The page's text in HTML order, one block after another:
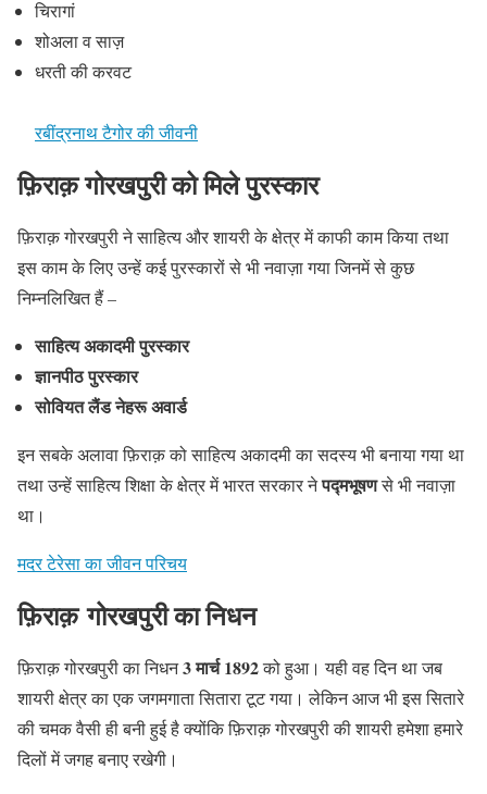
चिरागां
शोअला व साज़
धरती की करवट
रबींद्रनाथ टैगोर की जीवनी
फ़िराक़ गोरखपुरी को मिले पुरस्कार
फ़िराक़ गोरखपुरी ने साहित्य और शायरी के क्षेत्र में काफी काम किया तथा
इस काम के लिए उन्हें कई पुरस्कारों से भी नवाज़ा गया जिनमें से कुछ
निम्नलिखित हैं –
साहित्य अकादमी पुरस्कार
ज्ञानपीठ पुरस्कार
सोवियत लैंड नेहरू अवार्ड
इन सबके अलावा फ़िराक़ को साहित्य अकादमी का सदस्य भी बनाया गया था
तथा उन्हें साहित्य शिक्षा के क्षेत्र में भारत सरकार नेपद्मभूषणसे भी नवाज़ा
था।
मदर टेरेसा का जीवन परिचय
फ़िराक़ गोरखपुरी का निधन
फ़िराक़ गोरखपुरी का निधन3 मार्च 1892को हुआ। यही वह दिन था जब
शायरी क्षेत्र का एक जगमगाता सितारा टूट गया। लेकिन आज भी इस सितारे
की चमक वैसी ही बनी हुई है क्योंकि फ़िराक़ गोरखपुरी की शायरी हमेशा हमारे
दिलों में जगह बनाए रखेगी।